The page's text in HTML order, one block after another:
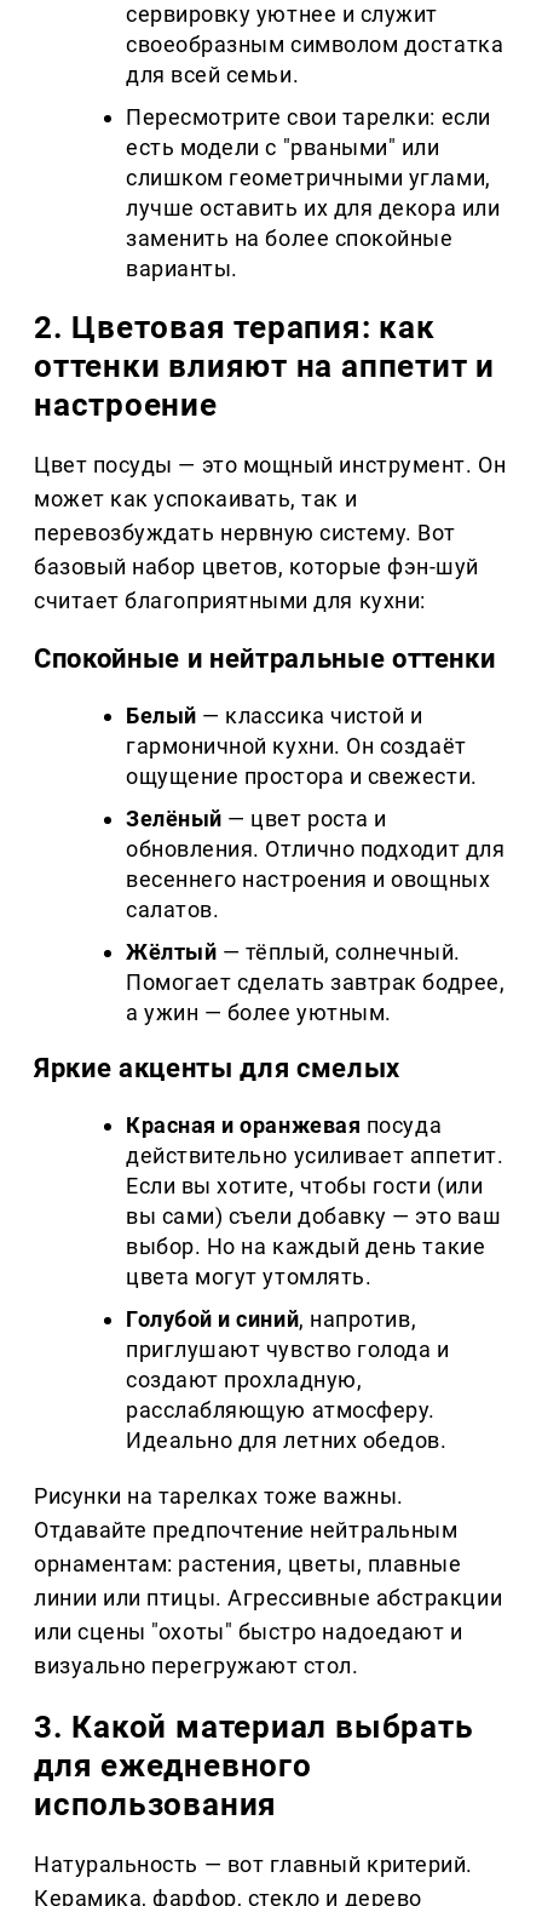
сервировку уютнее и служит
своеобразным символом достатка
для всей семьи.
Пересмотрите свои тарелки: если
есть модели с "рваными" или
слишком геометричными углами,
лучше оставить их для декора или
заменить на более спокойные
варианты.
2. Цветовая терапия: как
оттенки влияют на аппетит и
настроение
Цвет посуды — это мощный инструмент. Он
может как успокаивать, так и
перевозбуждать нервную систему. Вот
базовый набор цветов, которые фэн-шуй
считает благоприятными для кухни:
Спокойные и нейтральные оттенки
Белый — классика чистой и
гармоничной кухни. Он создаёт
ощущение простора и свежести.
Зелёный — цвет роста и
обновления. Отлично подходит для
весеннего настроения и овощных
салатов.
Жёлтый — тёплый, солнечный.
Помогает сделать завтрак бодрее,
а ужин — более уютным.
Яркие акценты для смелых
Красная и оранжевая посуда
действительно усиливает аппетит.
Если вы хотите, чтобы гости (или
вы сами) съели добавку — это ваш
выбор. Но на каждый день такие
цвета могут утомлять.
Голубой и синий, напротив,
приглушают чувство голода и
создают прохладную,
расслабляющую атмосферу.
Идеально для летних обедов.
Рисунки на тарелках тоже важны.
Отдавайте предпочтение нейтральным
орнаментам: растения, цветы, плавные
линии или птицы. Агрессивные абстракции
или сцены "охоты" быстро надоедают и
визуально перегружают стол.
3. Какой материал выбрать
для ежедневного
использования
Натуральность — вот главный критерий.
Керамика, фарфор, стекло и дерево